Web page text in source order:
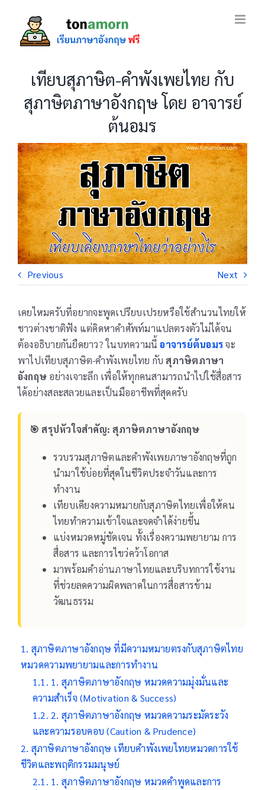
content
เทียบสุภาษิต-คำพังเพยไทย กับ
สุภาษิตภาษาอังกฤษ โดย อาจารย์
ต้นอมร
Previous Next
เคยไหมครับที่อยากจะพูดเปรียบเปรยหรือใช้สำนวนไทยให้
ชาวต่างชาติฟัง แต่คิดหาคำศัพท์มาแปลตรงตัวไม่ได้จน
ต้องอธิบายกันยืดยาว? ในบทความนี้อาจารย์ต้นอมรจะ
พาไปเทียบสุภาษิต-คำพังเพยไทย กับสุภาษิตภาษา
อังกฤษ อย่างเจาะลึก เพื่อให้ทุกคนสามารถนำไปใช้สื่อสาร
ได้อย่างสละสลวยและเป็นมืออาชีพที่สุดครับ
🎯 สรุปหัวใจสำคัญ: สุภาษิตภาษาอังกฤษ
รวบรวมสุภาษิตและคำพังเพยภาษาอังกฤษที่ถูก
นำมาใช้บ่อยที่สุดในชีวิตประจำวันและการ
ทำงาน
เทียบเคียงความหมายกับสุภาษิตไทยเพื่อให้คน
ไทยทำความเข้าใจและจดจำได้ง่ายขึ้น
แบ่งหมวดหมู่ชัดเจน ทั้งเรื่องความพยายาม การ
สื่อสาร และการไขว่คว้าโอกาส
มาพร้อมคำอ่านภาษาไทยและบริบทการใช้งาน
ที่ช่วยลดความผิดพลาดในการสื่อสารข้าม
วัฒนธรรม
สุภาษิตภาษาอังกฤษ ที่มีความหมายตรงกับสุภาษิตไทย
หมวดความพยายามและการทำงาน
1. สุภาษิตภาษาอังกฤษ หมวดความมุ่งมั่นและ
ความสำเร็จ (Motivation & Success)
2. สุภาษิตภาษาอังกฤษ หมวดความระมัดระวัง
และความรอบคอบ (Caution & Prudence)
สุภาษิตภาษาอังกฤษ เทียบคำพังเพยไทยหมวดการใช้
ชีวิตและพฤติกรรมมนุษย์
1. สุภาษิตภาษาอังกฤษ หมวดคำพูดและการ